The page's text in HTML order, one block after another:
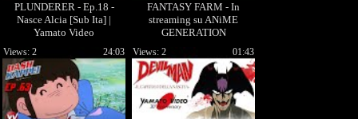
PLUNDERER - Ep.18 -
Nasce Alcia [Sub Ita] |
Yamato Video
FANTASY FARM - In
streaming su ANiME
GENERATION
24:03
Views: 2 01:43
Views: 2